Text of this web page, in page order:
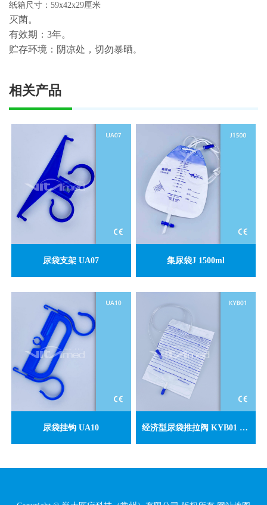
纸箱尺寸：59x42x29厘米
灭菌。
有效期：3年。
贮存环境：阴凉处，切勿暴晒。
相关产品
尿袋支架 UA07 集尿袋J 1500ml
尿袋挂钩 UA10 经济型尿袋推拉阀 KYB01 仅供外销